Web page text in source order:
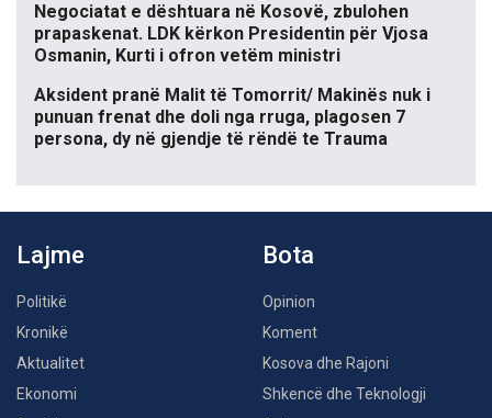
Negociatat e dështuara në Kosovë, zbulohen
prapaskenat. LDK kërkon Presidentin për Vjosa
Osmanin, Kurti i ofron vetëm ministri
Aksident pranë Malit të Tomorrit/ Makinës nuk i
punuan frenat dhe doli nga rruga, plagosen 7
persona, dy në gjendje të rëndë te Trauma
Lajme
Politikë
Kronikë
Aktualitet
Ekonomi
Bota
Opinion
Koment
Kosova dhe Rajoni
Shkencë dhe Teknologji